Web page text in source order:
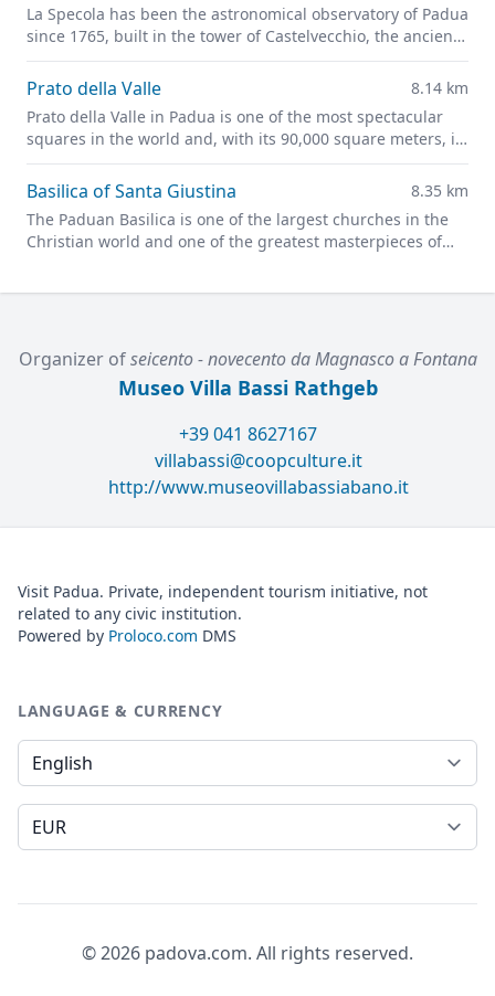
La Specola has been the astronomical observatory of Padua
since 1765, built in the tower of Castelvecchio, the ancient
castle of the city and the pride of medieval Padua.
Prato della Valle
8.14 km
Prato della Valle in Padua is one of the most spectacular
squares in the world and, with its 90,000 square meters, is
one of the largest in Europe.
Basilica of Santa Giustina
8.35 km
The Paduan Basilica is one of the largest churches in the
Christian world and one of the greatest masterpieces of
Organizer ofseicento - novecento da Magnasco a Fontana
Museo Villa Bassi Rathgeb
+39 041 8627167
villabassi@coopculture.it
http://www.museovillabassiabano.it
Visit Padua. Private, independent tourism initiative, not
related to any civic institution.
Powered by Proloco.com DMS
LANGUAGE & CURRENCY
Language
Currency
© 2026 padova.com. All rights reserved.